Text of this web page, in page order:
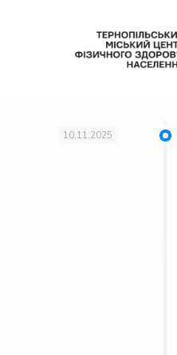
10.11.2025